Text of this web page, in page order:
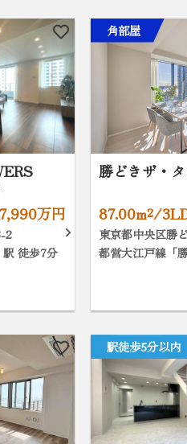
万円
2
徒歩7分
角部屋
勝どきザ・
87.00m²/
東京都中央区勝
都営大江戸線「
駅徒歩5分以内